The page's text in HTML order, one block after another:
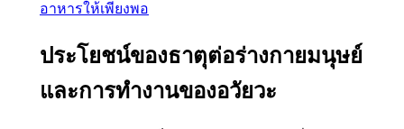
อาหารให้เพียงพอ
ประโยชน์ของธาตุต่อร่างกายมนุษย์
และการทำงานของอวัยวะ